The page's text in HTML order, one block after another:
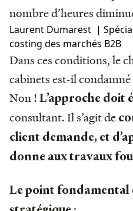
nombre d’heures
Laurent Dumarest |
costing des marchés B2B
Dans ces conditions, le
cabinets est-il
Non ! L’approche doit
consultant. Il s’agit de
client demande, et
donne aux travaux
Le point fondamental